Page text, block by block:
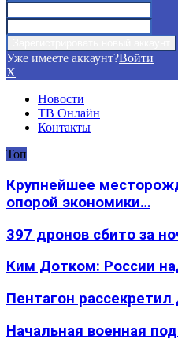
Уже имеете аккаунт?Войти
X
Новости
ТВ Онлайн
Контакты
Топ
Крупнейшее
опорой экономики…
397 дронов сбито за
Ким Дотком: России
Пентагон
Начальная военная